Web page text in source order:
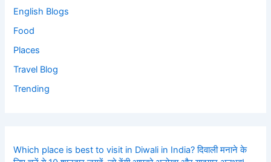
English Blogs
Food
Places
Travel Blog
Trending
Which place is best to visit in Diwali in India? दिवाली मनाने के